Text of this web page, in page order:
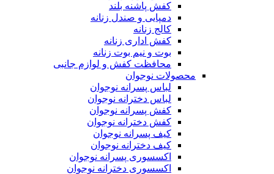
کفش پاشنه بلند
دمپایی و صندل زنانه
کالج زنانه
کفش اداری زنانه
بوت و نیم بوت زنانه
محافظت کفش و لوازم جانبی
محصولات نوجوان
لباس پسرانه نوجوان
لباس دخترانه نوجوان
کفش پسرانه نوجوان
کفش دخترانه نوجوان
کیف پسرانه نوجوان
کیف دخترانه نوجوان
اکسسوری پسرانه نوجوان
اکسسوری دخترانه نوجوان